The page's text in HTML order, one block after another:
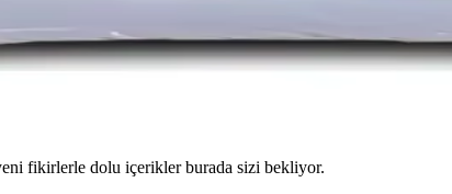
fikirlerle dolu içerikler burada sizi bekliyor.